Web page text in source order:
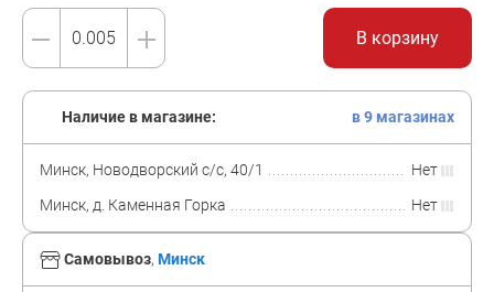
В корзину
Самовывоз, Минск
Наличие в магазине: в 9 магазинах
Минск, Новодворский с/с, 40/1
Нет
Минск, д. Каменная Горка
Нет